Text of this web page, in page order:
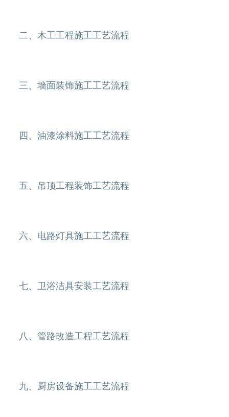
二、木工工程施工工艺流程
三、墙面装饰施工工艺流程
四、油漆涂料施工工艺流程
五、吊顶工程装饰工艺流程
六、电路灯具施工工艺流程
七、卫浴洁具安装工艺流程
八、管路改造工程工艺流程
九、厨房设备施工工艺流程